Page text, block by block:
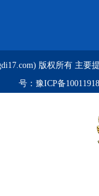
版权所有 主要
号： 豫ICP备